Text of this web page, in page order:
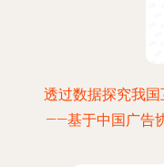
透过数据探究我
——基于中国广告